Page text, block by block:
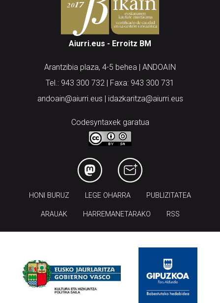
Aiurri.eus - Erroitz BM
Arantzibia plaza, 4-5 behea | ANDOAIN
Tel.: 943 300 732 | Faxa: 943 300 731
andoain@aiurri.eus | idazkaritza@aiurri.eus
Codesyntaxek garatua
HONI BURUZ LEGE OHARRA PUBLIZITATEA
ARAUAK HARREMANETARAKO RSS